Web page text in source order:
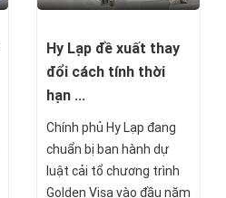
Hy Lạp đề xuất thay
đổi cách tính thời
hạn ...
Chính phủ Hy Lạp đang
chuẩn bị ban hành dự
luật cải tổ chương trình
Golden Visa vào đầu năm